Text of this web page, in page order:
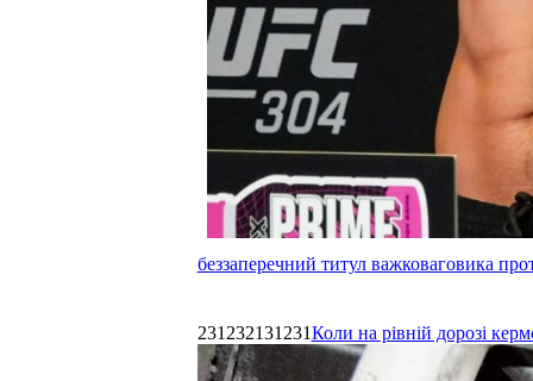
беззаперечний титул важковаговика
231232131231Коли на рівній дорозі